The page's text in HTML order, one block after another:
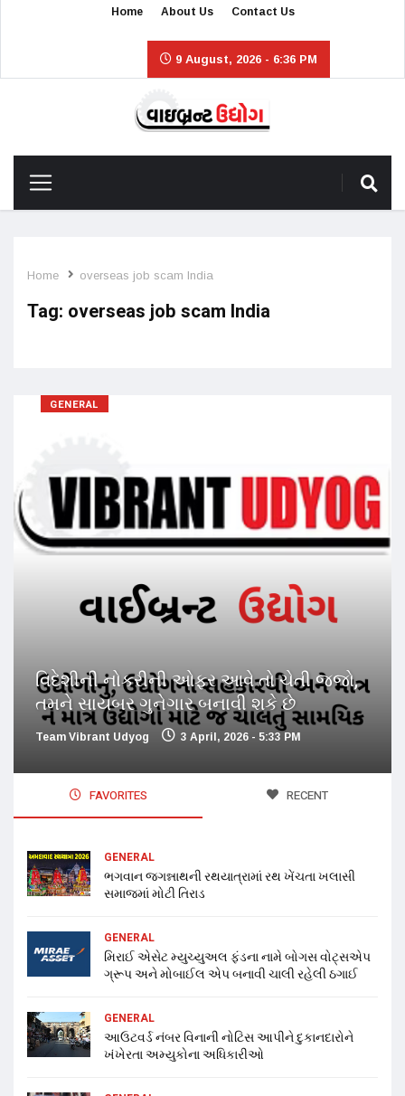
Home About Us Contact Us
9 August, 2026 - 6:36 PM
Home overseas job scam India
Tag: overseas job scam India
GENERAL
વિદેશીની નોકરીની ઓફર આવે તો ચેતી જજો,
તમને સાયબર ગુનેગાર બનાવી શકે છે
Team Vibrant Udyog 3 April, 2026 - 5:33 PM
FAVORITES RECENT
GENERAL
ભગવાન જગન્નાથની રથયાત્રામાં રથ ખેંચતા ખલાસી
સમાજમાં મોટી તિરાડ
GENERAL
મિરાઈ એસેટ મ્યુચ્યુઅલ ફંડના નામે બોગસ વોટ્સએપ
ગ્રૂપ અને મોબાઈલ એપ બનાવી ચાલી રહેલી ઠગાઈ
GENERAL
આઉટવર્ડ નંબર વિનાની નોટિસ આપીને દુકાનદારોને
ખંખેરતા અમ્યુકોના અધિકારીઓ